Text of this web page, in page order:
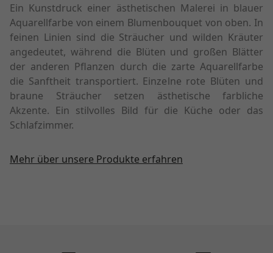
Ein Kunstdruck einer ästhetischen Malerei in blauer
Aquarellfarbe von einem Blumenbouquet von oben. In
feinen Linien sind die Sträucher und wilden Kräuter
angedeutet, während die Blüten und großen Blätter
der anderen Pflanzen durch die zarte Aquarellfarbe
die Sanftheit transportiert. Einzelne rote Blüten und
braune Sträucher setzen ästhetische farbliche
Akzente. Ein stilvolles Bild für die Küche oder das
Schlafzimmer.
Mehr über unsere Produkte erfahren